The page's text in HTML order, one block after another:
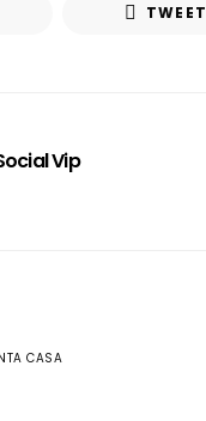
TWEET
Vip
CASA